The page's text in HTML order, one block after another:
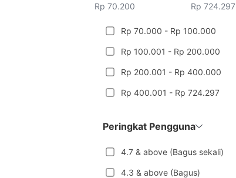
Rp 70.200 Rp 724.297
Rp 70.000 - Rp 100.000
Rp 100.001 - Rp 200.000
Rp 200.001 - Rp 400.000
Rp 400.001 - Rp 724.297
Peringkat Pengguna
4.7 & above (Bagus sekali)
4.3 & above (Bagus)